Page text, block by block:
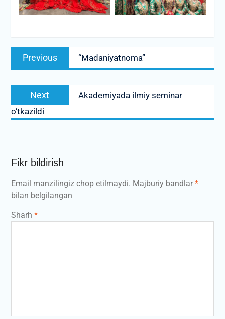
Post
menyusi
Previous
Previous
post:
“Madaniyatnoma”
Next
Next
post:
Akademiyada ilmiy seminar
o‘tkazildi
Fikr bildirish
Email manzilingiz chop etilmaydi. Majburiy bandlar*
bilan belgilangan
Sharh *